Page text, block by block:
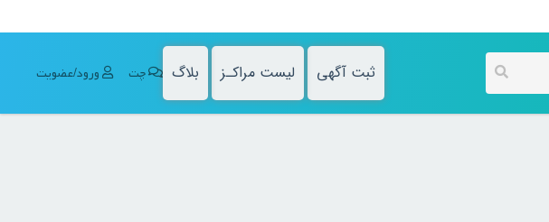
ثبت آگهی لیست مراکـز بلاگ چت ورود/عضویت